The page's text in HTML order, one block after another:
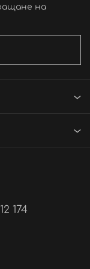
на
174